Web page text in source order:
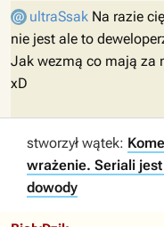
ultraSsak Na razie
nie jest ale to
Jak wezmą co mają za
xD
stworzył wątek:
wrażenie. Seriali
dowody